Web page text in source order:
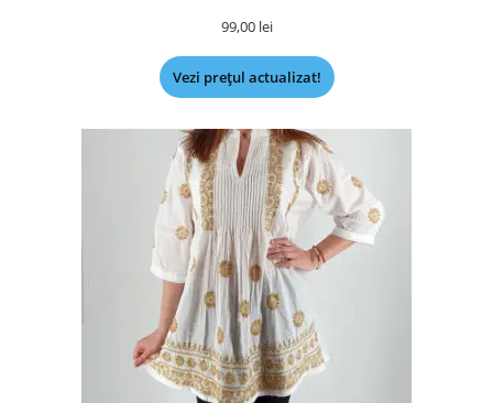
99,00 lei
Vezi prețul actualizat!